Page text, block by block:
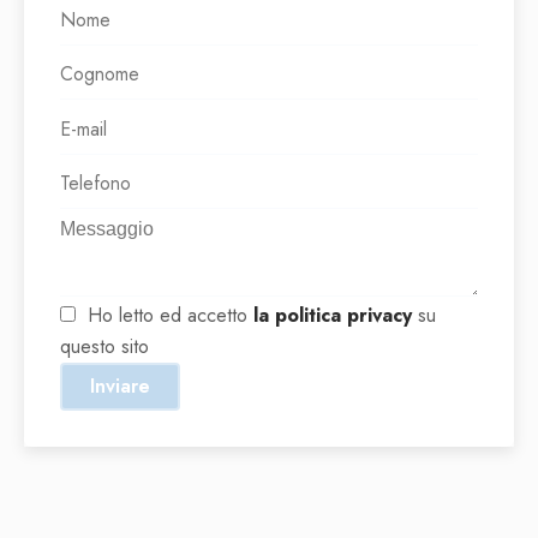
Ho letto ed accetto la politica privacysu
questo sito
Inviare